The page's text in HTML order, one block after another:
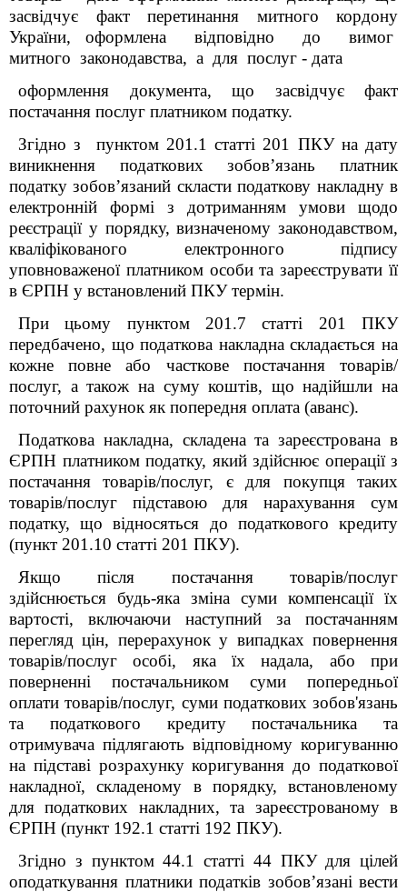
засвідчує факт перетинання митного кордону
України, оформлена відповідно до вимог
митного законодавства, а для послуг - дата
оформлення документа, що засвідчує факт
постачання послуг платником податку.
Згідно з пунктом 201.1 статті 201 ПКУ на дату
виникнення податкових зобов’язань платник
податку зобов’язаний скласти податкову накладну в
електронній формі з дотриманням умови щодо
реєстрації у порядку, визначеному законодавством,
кваліфікованого електронного підпису
уповноваженої платником особи та зареєструвати її
в ЄРПН у встановлений ПКУ термін.
При цьому пунктом 201.7 статті 201 ПКУ
передбачено, що податкова накладна складається на
кожне повне або часткове постачання товарів/
послуг, а також на суму коштів, що надійшли на
поточний рахунок як попередня оплата (аванс).
Податкова накладна, складена та зареєстрована в
ЄРПН платником податку, який здійснює операції з
постачання товарів/послуг, є для покупця таких
товарів/послуг підставою для нарахування сум
податку, що відносяться до податкового кредиту
(пункт 201.10 статті 201 ПКУ).
Якщо після постачання товарів/послуг
здійснюється будь-яка зміна суми компенсації їх
вартості, включаючи наступний за постачанням
перегляд цін, перерахунок у випадках повернення
товарів/послуг особі, яка їх надала, або при
поверненні постачальником суми попередньої
оплати товарів/послуг, суми податкових зобов'язань
та податкового кредиту постачальника та
отримувача підлягають відповідному коригуванню
на підставі розрахунку коригування до податкової
накладної, складеному в порядку, встановленому
для податкових накладних, та зареєстрованому в
ЄРПН (пункт 192.1 статті 192 ПКУ).
Згідно з пунктом 44.1 статті 44 ПКУ для цілей
оподаткування платники податків зобов’язані вести